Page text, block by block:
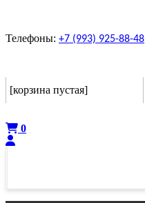
Телефоны: +7 (993) 925-88-48
[корзина пустая]
0